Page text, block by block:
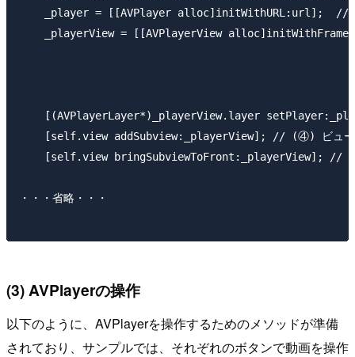
_player = [[AVPlayer alloc]initWithURL:url];  //
_playerView = [[AVPlayerView
[(AVPlayerLayer*)_playerView.layer
[self.view addSubview:_playerView]; // (④) ビュー
[self.view bringSubviewToFront:_playerView]; // 追
・・・省略・・・
(3) AVPlayerの操作
以下のように、AVPlayerを操作するためのメソッドが準備
されており、サンプルでは、それぞれのボタンで動画を操作